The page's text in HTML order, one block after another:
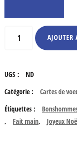
quantité
Noël
-
Bonshommes
de
AJOUTER
UGS :
ND
Catégorie :
Cartes de
Étiquettes :
,
Fait main, Joyeux